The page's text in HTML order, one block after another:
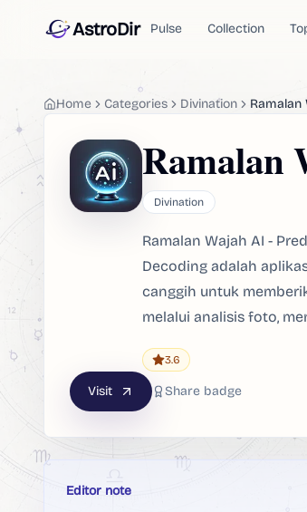
AstroDir Pulse Collection
Home Categories Divination Ramalan
Ramalan
Divination
Ramalan Wajah AI -
Decoding adalah
canggih untuk
melalui analisis foto,
3.6
Visit Share badge
Editor note